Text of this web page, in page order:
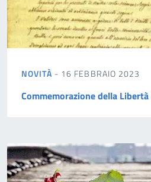
NOVITÀ - 16 FEBBRAIO 2023
Commemorazione della